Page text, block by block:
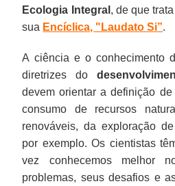
Ecologia Integral , de que
sua Encíclica, "Laudato Si”.
A ciência e o conhecimento
diretrizes do
devem orientar a definição
consumo de recursos
renováveis, da exploração
por exemplo. Os cientistas
vez conhecemos melhor
problemas, seus desafios e